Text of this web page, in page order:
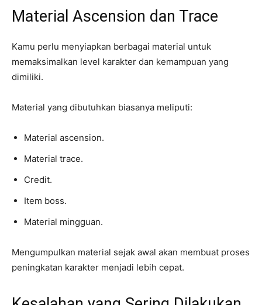
Material Ascension dan Trace
Kamu perlu menyiapkan berbagai material untuk
memaksimalkan level karakter dan kemampuan yang
dimiliki.
Material yang dibutuhkan biasanya meliputi:
Material ascension.
Material trace.
Credit.
Item boss.
Material mingguan.
Mengumpulkan material sejak awal akan membuat proses
peningkatan karakter menjadi lebih cepat.